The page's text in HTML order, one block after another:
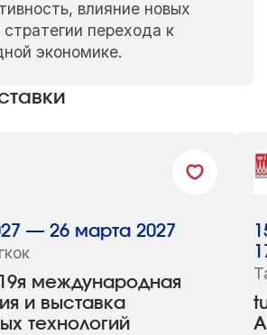
влияние новых
стратегии перехода к
экономике.
19я международная
и выставка
технологий
— 26 марта 2027